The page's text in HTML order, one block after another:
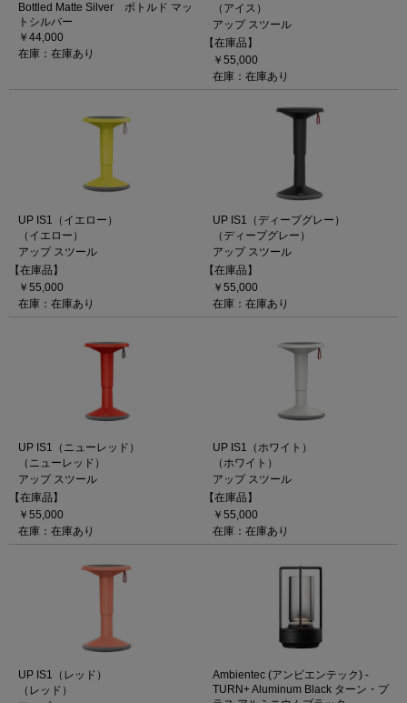
Bottled Matte Silver ボトルド マッ
トシルバー
￥44,000
在庫：在庫あり
（アイス）
アップ スツール
【在庫品】
￥55,000
在庫：在庫あり
UP IS1（イエロー）
（イエロー）
アップ スツール
【在庫品】
￥55,000
在庫：在庫あり
UP IS1（ディープグレー）
（ディープグレー）
アップ スツール
【在庫品】
￥55,000
在庫：在庫あり
UP IS1（ニューレッド）
（ニューレッド）
アップ スツール
【在庫品】
￥55,000
在庫：在庫あり
UP IS1（ホワイト）
（ホワイト）
アップ スツール
【在庫品】
￥55,000
在庫：在庫あり
UP IS1（レッド）
（レッド）
Ambientec (アンビエンテック) -
TURN+ Aluminum Black ターン・プ